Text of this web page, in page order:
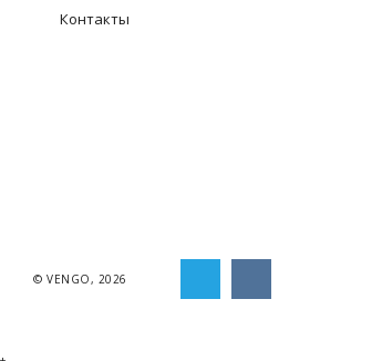
© VENGO, 2026
Контакты